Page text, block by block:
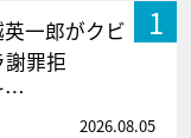
1
一郎がクビ
罪拒
…
2026.08.05